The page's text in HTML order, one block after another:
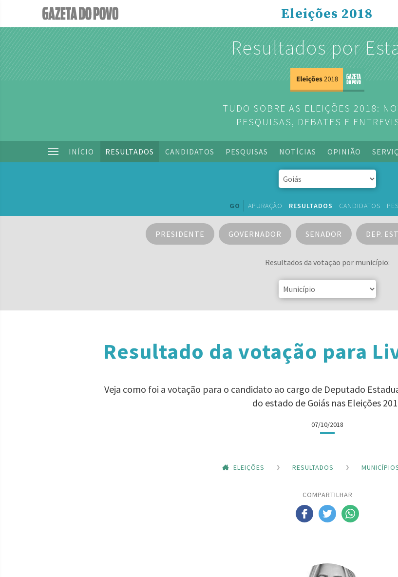
Eleições 2018
Resultados por
TUDO SOBRE AS ELEIÇÕES 2018:
PESQUISAS, DEBATES E
INÍCIO RESULTADOS CANDIDATOS PESQUISAS NOTÍCIAS OPINIÃO
GO APURAÇÃO RESULTADOS CANDIDATOS
PRESIDENTE GOVERNADOR SENADOR DEP.
Resultados da votação por município:
Resultado da votação para
Veja como foi a votação para o candidato ao cargo de Deputado
do estado de Goiás nas Eleições
07/10/2018
ELEIÇÕES RESULTADOS
COMPARTILHAR